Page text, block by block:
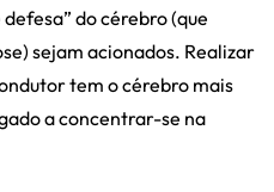
do cérebro (que
sejam acionados. Realizar
tem o cérebro mais
a concentrar-se na